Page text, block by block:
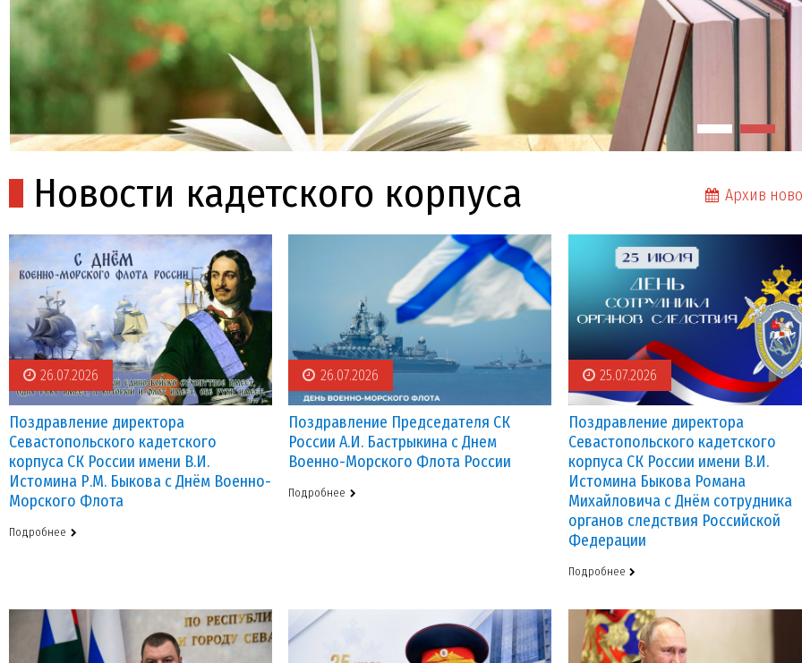
Новости кадетского корпуса Архив
26.07.2026
Поздравление директора
Севастопольского кадетского
корпуса СК России имени В.И.
Истомина Р.М. Быкова с Днём Военно-
Морского Флота
Подробнее
26.07.2026
Поздравление Председателя СК
России А.И. Бастрыкина с Днем
Военно-Морского Флота России
Подробнее
25.07.2026
Поздравление директора
Севастопольского кадетского
корпуса СК России имени В.И.
Истомина Быкова Романа
Михайловича с Днём сотрудника
органов следствия Российской
Федерации
Подробнее
Ларионов Дмитрий
вице-младший сержант, 111 взвод
Баканов Ярослав Игоревич Кретов Иван Игоревич
кадет, 101 взвод
Федчук
вице-младший